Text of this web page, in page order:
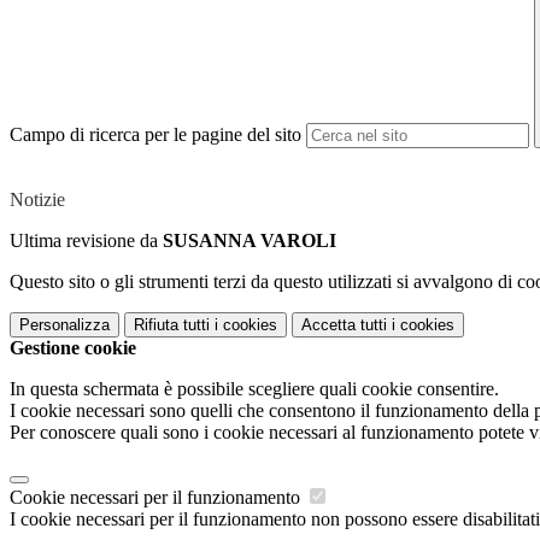
Campo di ricerca per le pagine del sito
Notizie
Ultima revisione da SUSANNA VAROLI
Questo sito o gli strumenti terzi da questo utilizzati si avvalgono di
Personalizza Rifiuta tutti i cookies Accetta tutti i cookies
Gestione cookie
In questa schermata è possibile scegliere quali cookie consentire.
I cookie necessari sono quelli che consentono il funzionamento
Per conoscere quali sono i cookie necessari al funzionamento potete
Cookie necessari per il funzionamento
I cookie necessari per il funzionamento non possono essere